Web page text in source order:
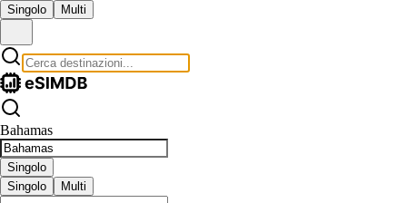
Singolo Multi
Bahamas
Singolo
Singolo
Multi